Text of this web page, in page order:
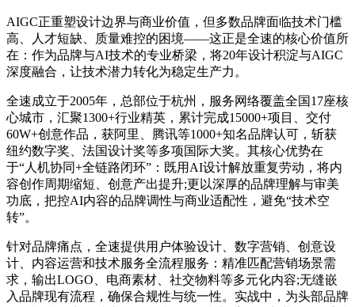
AIGC正重塑设计边界与商业价值，但多数品牌面临技术门槛
高、人才短缺、质量难控的困境——这正是全速的核心价值所
在：作为品牌与AI技术的专业桥梁，将20年设计积淀与AIGC
深度融合，让技术潜力转化为稳定生产力。
全速成立于2005年，总部位于杭州，服务网络覆盖全国17座核
心城市，汇聚1300+行业精英，累计完成15000+项目、交付
60W+创意作品，获阿里、腾讯等1000+知名品牌认可，斩获
纽约数字奖、法国设计奖等多项国际大奖。其核心优势在
于“人机协同+全链路闭环”：既用AI设计解放重复劳动，将内
容创作周期缩短、创意产出提升;更以深厚的品牌理解与审美
功底，把控AI内容的品牌调性与商业适配性，避免“技术空
转”。
针对品牌痛点，全速提供用户体验设计、数字营销、创意设
计、内容运营和技术服务全流程服务：精准匹配营销场景需
求，输出LOGO、电商素材、社交物料等多元化内容;无缝嵌
入品牌现有流程，确保合规性与统一性。实战中，为头部品牌